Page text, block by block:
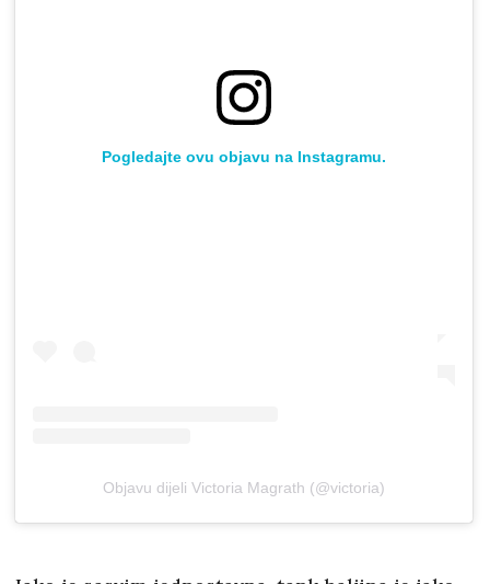
Pogledajte ovu objavu na Instagramu.
Objavu dijeli Victoria Magrath (@victoria)